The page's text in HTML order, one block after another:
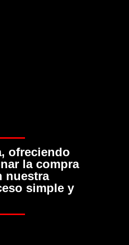
ofreciendo
la compra
nuestra
simple y